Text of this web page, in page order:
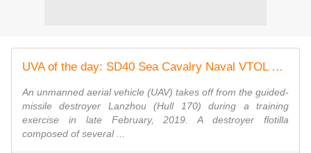
UVA of the day: SD40 Sea Cavalry Naval VTOL UAV
An unmanned aerial vehicle (UAV) takes off from the guided-
missile destroyer Lanzhou (Hull 170) during a training
exercise in late February, 2019. A destroyer flotilla
composed of several ...